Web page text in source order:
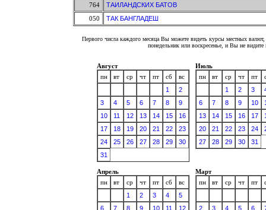
764
ТАИЛАНДСКИХ БАТОВ
050
ТАК БАНГЛАДЕШ
Первого числа каждого месяца Вы можете видеть курсы местных
понедельник или воскресенье, и Вы не
Август
пн
вт ср чт пт сб
вс
1
2
3
4 5 6 7 8
9
10
11 12 13 14 15
16
17
18 19 20 21 22
23
24
25 26 27 28 29
30
31
Июль
пн
вт ср чт пт
1
2 3
6
7 8 9 10
13
14 15 16 17
20
21 22 23 24
27
28 29 30 31
Апрель
пн
вт ср чт пт сб
вс
1
2 3 4
5
6
7 8 9 10 11
12
Март
пн
вт ср чт пт
2 3 4 5 6